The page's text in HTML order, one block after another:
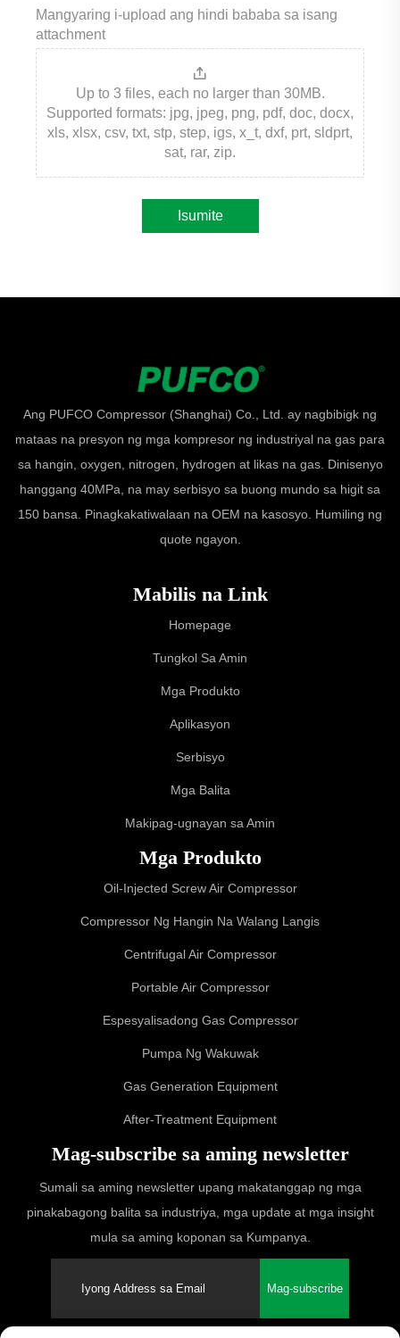
Mangyaring i-upload ang hindi bababa sa isang
attachment
Up to 3 files, each no larger than 30MB.
Supported formats: jpg, jpeg, png, pdf, doc, docx,
xls, xlsx, csv, txt, stp, step, igs, x_t, dxf, prt, sldprt,
sat, rar, zip.
Isumite
Ang PUFCO Compressor (Shanghai) Co., Ltd. ay nagbibigk ng
mataas na presyon ng mga kompresor ng industriyal na gas para
sa hangin, oxygen, nitrogen, hydrogen at likas na gas. Dinisenyo
hanggang 40MPa, na may serbisyo sa buong mundo sa higit sa
150 bansa. Pinagkakatiwalaan na OEM na kasosyo. Humiling ng
quote ngayon.
Mabilis na Link
Homepage
Tungkol Sa Amin
Mga Produkto
Aplikasyon
Serbisyo
Mga Balita
Makipag-ugnayan sa Amin
Mga Produkto
Oil-Injected Screw Air Compressor
Compressor Ng Hangin Na Walang Langis
Centrifugal Air Compressor
Portable Air Compressor
Espesyalisadong Gas Compressor
Pumpa Ng Wakuwak
Gas Generation Equipment
After-Treatment Equipment
Mag-subscribe sa aming newsletter
Sumali sa aming newsletter upang makatanggap ng mga
pinakabagong balita sa industriya, mga update at mga insight
mula sa aming koponan sa Kumpanya.
Mag-subscribe